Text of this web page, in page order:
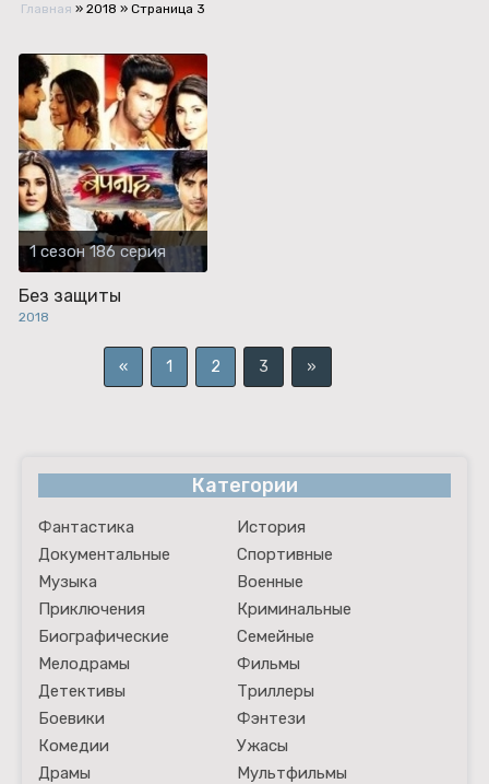
Главная » 2018 » Страница 3
1 сезон 186 серия
Без защиты
2018
« 1 2 3 »
Категории
Фантастика
История
Документальные
Спортивные
Музыка
Военные
Приключения
Криминальные
Биографические
Семейные
Мелодрамы
Фильмы
Детективы
Триллеры
Боевики
Фэнтези
Комедии
Ужасы
Драмы
Мультфильмы